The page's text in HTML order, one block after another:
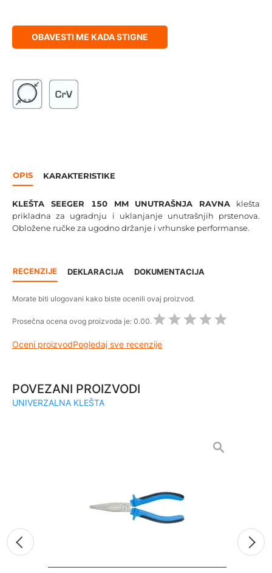
OBAVESTI ME KADA STIGNE
OPIS KARAKTERISTIKE
KLEŠTA SEEGER 150 MM UNUTRAŠNJA RAVNA klešta
prikladna za ugradnju i uklanjanje unutrašnjih prstenova.
Obložene ručke za ugodno držanje i vrhunske performanse.
RECENZIJE DEKLARACIJA DOKUMENTACIJA
Morate biti ulogovani kako biste ocenili ovaj proizvod.
Prosečna ocena ovog proizvoda je: 0.00.
Oceni proizvodPogledaj sve recenzije
POVEZANI PROIZVODI
UNIVERZALNA KLEŠTA